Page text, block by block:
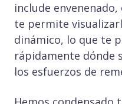
include envenenado,
te permite
dinámico, lo que te
rápidamente dónde
los esfuerzos de